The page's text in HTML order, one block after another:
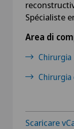
Spécialiste
Area di
Chirurgia
Scaricare